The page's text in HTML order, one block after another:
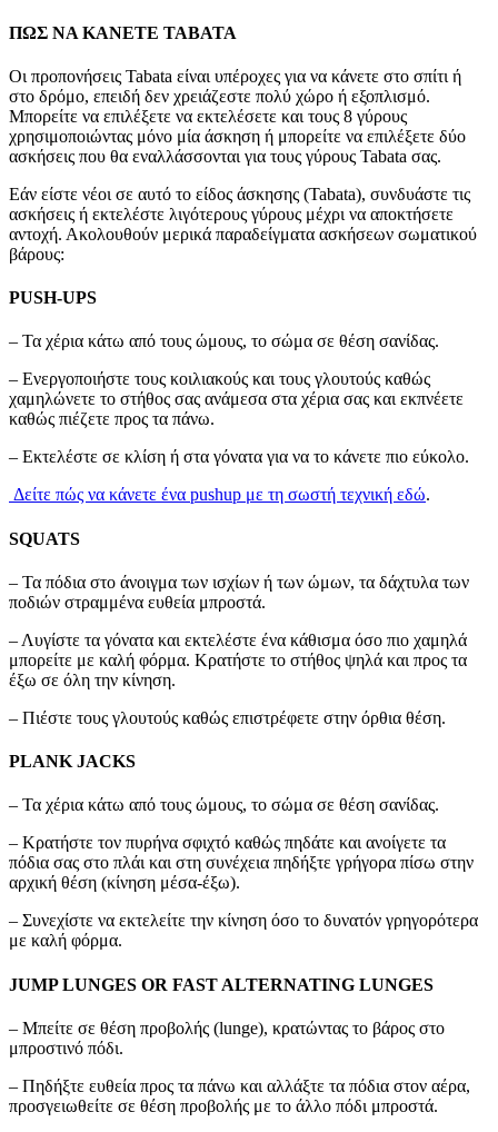
ΠΩΣ ΝΑ ΚΑΝΕΤΕ TABATA
Οι προπονήσεις Tabata είναι υπέροχες για να κάνετε στο σπίτι ή
στο δρόμο, επειδή δεν χρειάζεστε πολύ χώρο ή εξοπλισμό.
Μπορείτε να επιλέξετε να εκτελέσετε και τους 8 γύρους
χρησιμοποιώντας μόνο μία άσκηση ή μπορείτε να επιλέξετε δύο
ασκήσεις που θα εναλλάσσονται για τους γύρους Tabata σας.
Εάν είστε νέοι σε αυτό το είδος άσκησης (Tabata), συνδυάστε τις
ασκήσεις ή εκτελέστε λιγότερους γύρους μέχρι να αποκτήσετε
αντοχή. Ακολουθούν μερικά παραδείγματα ασκήσεων σωματικού
βάρους:
PUSH-UPS
– Τα χέρια κάτω από τους ώμους, το σώμα σε θέση σανίδας.
– Ενεργοποιήστε τους κοιλιακούς και τους γλουτούς καθώς
χαμηλώνετε το στήθος σας ανάμεσα στα χέρια σας και εκπνέετε
καθώς πιέζετε προς τα πάνω.
– Εκτελέστε σε κλίση ή στα γόνατα για να το κάνετε πιο εύκολο.
Δείτε πώς να κάνετε ένα pushup με τη σωστή τεχνική εδώ.
SQUATS
– Τα πόδια στο άνοιγμα των ισχίων ή των ώμων, τα δάχτυλα των
ποδιών στραμμένα ευθεία μπροστά.
– Λυγίστε τα γόνατα και εκτελέστε ένα κάθισμα όσο πιο χαμηλά
μπορείτε με καλή φόρμα. Κρατήστε το στήθος ψηλά και προς τα
έξω σε όλη την κίνηση.
– Πιέστε τους γλουτούς καθώς επιστρέφετε στην όρθια θέση.
PLANK JACKS
– Τα χέρια κάτω από τους ώμους, το σώμα σε θέση σανίδας.
– Κρατήστε τον πυρήνα σφιχτό καθώς πηδάτε και ανοίγετε τα
πόδια σας στο πλάι και στη συνέχεια πηδήξτε γρήγορα πίσω στην
αρχική θέση (κίνηση μέσα-έξω).
– Συνεχίστε να εκτελείτε την κίνηση όσο το δυνατόν γρηγορότερα
με καλή φόρμα.
JUMP LUNGES OR FAST ALTERNATING LUNGES
– Μπείτε σε θέση προβολής (lunge), κρατώντας το βάρος στο
μπροστινό πόδι.
– Πηδήξτε ευθεία προς τα πάνω και αλλάξτε τα πόδια στον αέρα,
προσγειωθείτε σε θέση προβολής με το άλλο πόδι μπροστά.